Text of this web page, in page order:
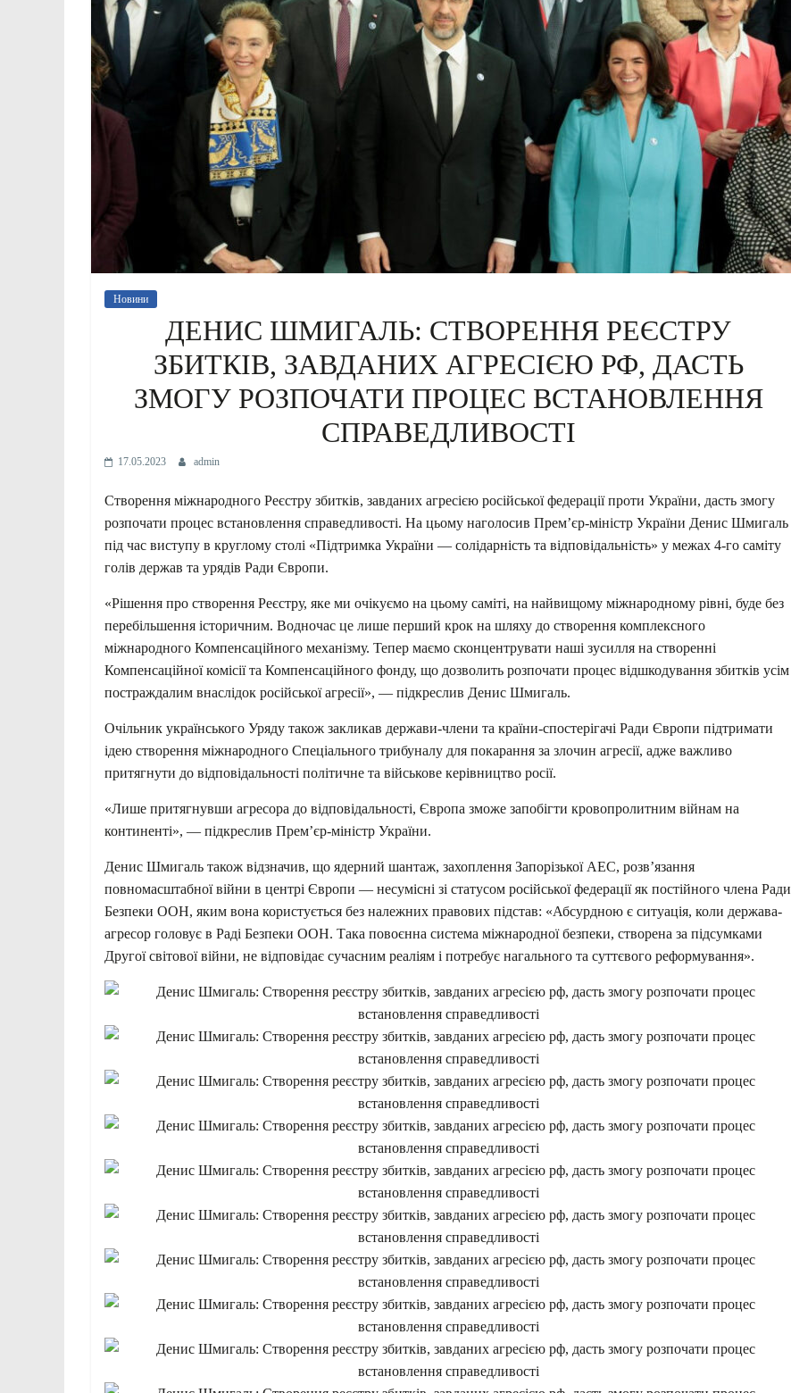
Новини
ДЕНИС ШМИГАЛЬ: СТВОРЕННЯ РЕЄСТРУ
ЗБИТКІВ, ЗАВДАНИХ АГРЕСІЄЮ РФ, ДАСТЬ
ЗМОГУ РОЗПОЧАТИ ПРОЦЕС ВСТАНОВЛЕННЯ
СПРАВЕДЛИВОСТІ
17.05.2023 admin
Створення міжнародного Реєстру збитків, завданих агресією російської федерації проти України, дасть змогу
розпочати процес встановлення справедливості. На цьому наголосив Прем’єр-міністр України Денис Шмигаль
під час виступу в круглому столі «Підтримка України — солідарність та відповідальність» у межах 4-го саміту
голів держав та урядів Ради Європи.
«Рішення про створення Реєстру, яке ми очікуємо на цьому саміті, на найвищому міжнародному рівні, буде без
перебільшення історичним. Водночас це лише перший крок на шляху до створення комплексного
міжнародного Компенсаційного механізму. Тепер маємо сконцентрувати наші зусилля на створенні
Компенсаційної комісії та Компенсаційного фонду, що дозволить розпочати процес відшкодування збитків усім
постраждалим внаслідок російської агресії», — підкреслив Денис Шмигаль.
Очільник українського Уряду також закликав держави-члени та країни-спостерігачі Ради Європи підтримати
ідею створення міжнародного Спеціального трибуналу для покарання за злочин агресії, адже важливо
притягнути до відповідальності політичне та військове керівництво росії.
«Лише притягнувши агресора до відповідальності, Європа зможе запобігти кровопролитним війнам на
континенті», — підкреслив Прем’єр-міністр України.
Денис Шмигаль також відзначив, що ядерний шантаж, захоплення Запорізької АЕС, розв’язання
повномасштабної війни в центрі Європи — несумісні зі статусом російської федерації як постійного члена Ради
Безпеки ООН, яким вона користується без належних правових підстав: «Абсурдною є ситуація, коли держава-
агресор головує в Раді Безпеки ООН. Така повоєнна система міжнародної безпеки, створена за підсумками
Другої світової війни, не відповідає сучасним реаліям і потребує нагального та суттєвого реформування».